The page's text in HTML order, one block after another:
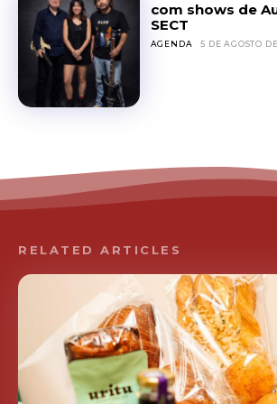
com shows de
SECT
AGENDA 5 DE AGOSTO
RELATED ARTICLES